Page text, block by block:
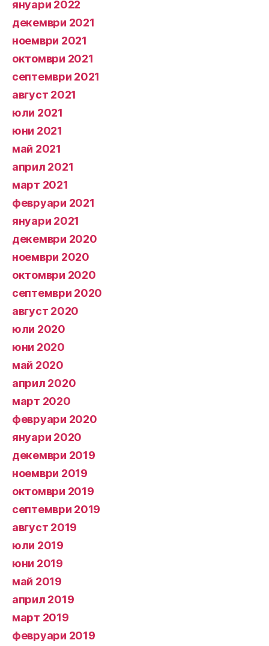
януари 2022
декември 2021
ноември 2021
октомври 2021
септември 2021
август 2021
юли 2021
юни 2021
май 2021
април 2021
март 2021
февруари 2021
януари 2021
декември 2020
ноември 2020
октомври 2020
септември 2020
август 2020
юли 2020
юни 2020
май 2020
април 2020
март 2020
февруари 2020
януари 2020
декември 2019
ноември 2019
октомври 2019
септември 2019
август 2019
юли 2019
юни 2019
май 2019
април 2019
март 2019
февруари 2019